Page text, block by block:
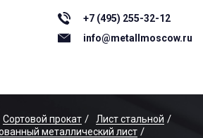
+7 (495) 255-32-12
info@metallmoscow.ru
Сортовой прокат
Лист стальной
металлический лист